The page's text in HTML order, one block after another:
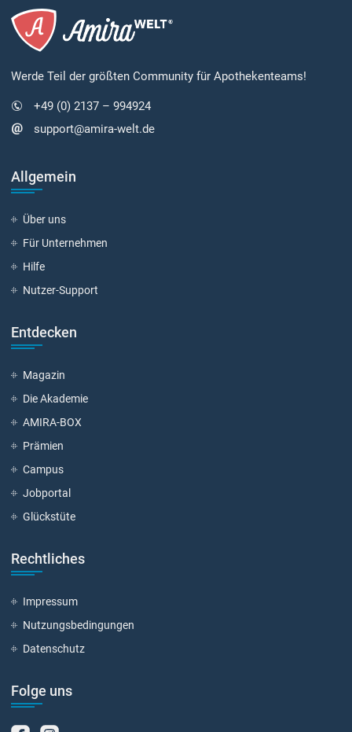
Werde Teil der größten Community für Apothekenteams!
+49 (0) 2137 – 994924
support@amira-welt.de
Allgemein
Über uns
Für Unternehmen
Hilfe
Nutzer-Support
Entdecken
Magazin
Die Akademie
AMIRA-BOX
Prämien
Campus
Jobportal
Glückstüte
Rechtliches
Impressum
Nutzungsbedingungen
Datenschutz
Folge uns